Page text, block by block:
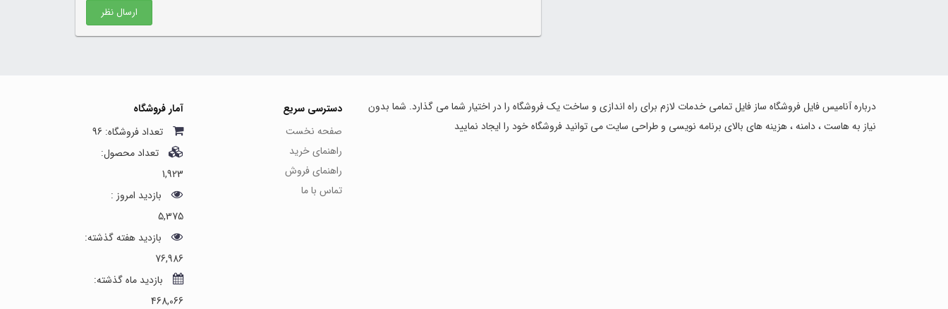
ارسال نظر
درباره آنامیس فایل فروشگاه ساز فایل تمامی خدمات لازم برای راه اندازی و ساخت یک فروشگاه را در اختیار شما می گذارد. شما بدون
نیاز به هاست ، دامنه ، هزینه های بالای برنامه نویسی و طراحی سایت می توانید فروشگاه خود را ایجاد نمایید
دسترسی سریع
صفحه نخست
راهنمای خرید
راهنمای فروش
تماس با ما
آمار فروشگاه
تعداد فروشگاه: 96
تعداد محصول:
1,923
بازدید امروز :
5,375
بازدید هفته گذشته:
76,986
بازدید ماه گذشته:
468,066